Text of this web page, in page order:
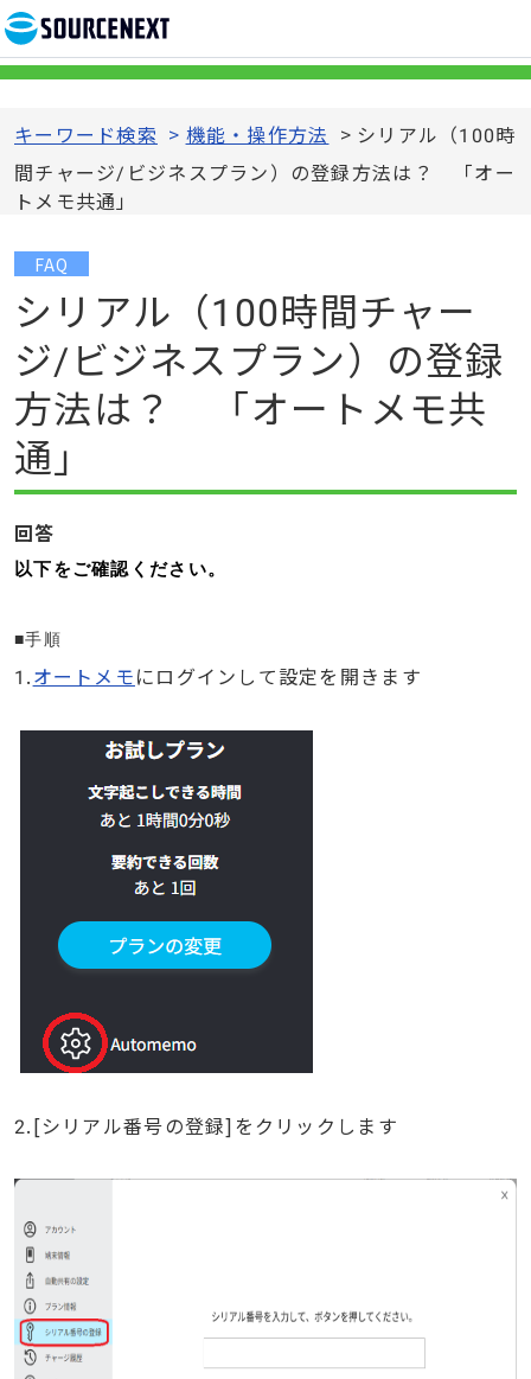
キーワード検索 > 機能・操作方法 > シリアル（100時
間チャージ/ビジネスプラン）の登録方法は？ 「オー
トメモ共通」
FAQ
シリアル（100時間チャー
ジ/ビジネスプラン）の登録
方法は？ 「オートメモ共
通」
回答
以下をご確認ください。
■手順
1.オートメモにログインして設定を開きます
2.[シリアル番号の登録]をクリックします